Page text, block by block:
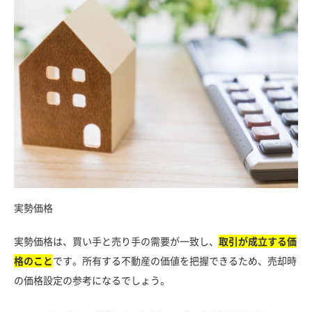
実勢価格
実勢価格は、買い手と売り手の需要が一致し、 取引が成立する価
格のことです。所有する不動産の価値を把握できるため、売却時
の価格設定の参考になるでしょう。